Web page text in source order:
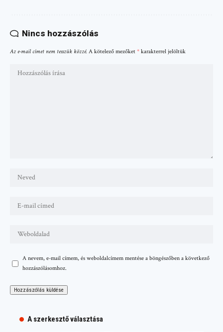
Nincs hozzászólás
Az e-mail címet nem tesszük közzé. A kötelező mezőket * karakterrel jelöltük
A nevem, e-mail címem, és weboldalcímem mentése a böngészőben a következő
hozzászólásomhoz.
A szerkesztő választása